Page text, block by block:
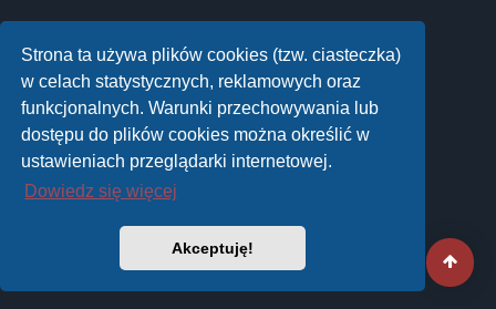
Strona ta używa plików cookies (tzw. ciasteczka)
w celach statystycznych, reklamowych oraz
funkcjonalnych. Warunki przechowywania lub
dostępu do plików cookies można określić w
ustawieniach przeglądarki internetowej.
Dowiedz się więcej
Akceptuję!